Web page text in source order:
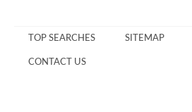
TOP SEARCHES SITEMAP
CONTACT US